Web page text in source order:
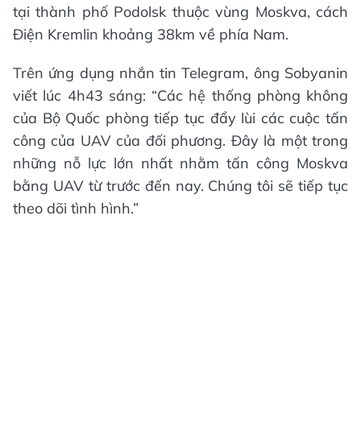
tại thành phố Podolsk thuộc vùng Moskva, cách
Điện Kremlin khoảng 38km về phía Nam.
Trên ứng dụng nhắn tin Telegram, ông Sobyanin
viết lúc 4h43 sáng: “Các hệ thống phòng không
của Bộ Quốc phòng tiếp tục đẩy lùi các cuộc tấn
công của UAV của đối phương. Đây là một trong
những nỗ lực lớn nhất nhằm tấn công Moskva
bằng UAV từ trước đến nay. Chúng tôi sẽ tiếp tục
theo dõi tình hình.”